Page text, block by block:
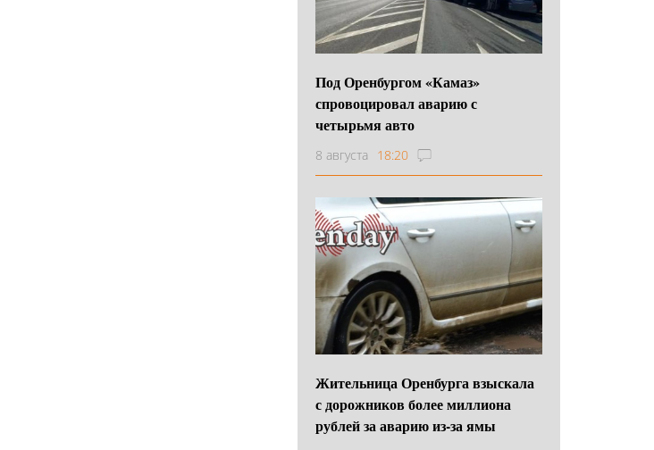
Под Оренбургом «Камаз»
спровоцировал аварию с
четырьмя авто
8 августа 18:20
Жительница Оренбурга взыскала
с дорожников более миллиона
рублей за аварию из-за ямы